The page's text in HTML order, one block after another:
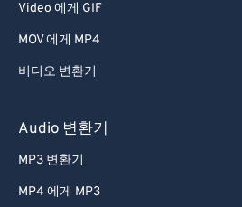
Video 에게 GIF
MOV 에게 MP4
비디오 변환기
Audio 변환기
MP3 변환기
MP4 에게 MP3